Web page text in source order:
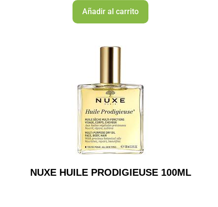
Añadir al carrito
NUXE HUILE PRODIGIEUSE 100ML